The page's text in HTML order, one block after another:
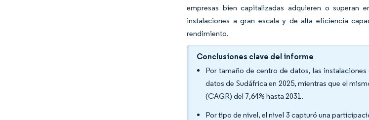
empresas bien capitalizadas adquieren o superan
instalaciones a gran escala y de alta eficiencia
rendimiento.
Conclusiones clave del informe
Por tamaño de centro de datos, las
datos de Sudáfrica en 2025, mientras que el
(CAGR) del 7,64% hasta 2031.
Por tipo de nivel, el nivel 3 capturó una